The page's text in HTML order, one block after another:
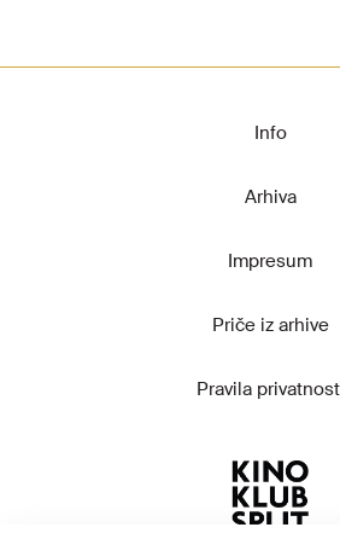
Info
Arhiva
Impresum
Priče iz arhive
Pravila